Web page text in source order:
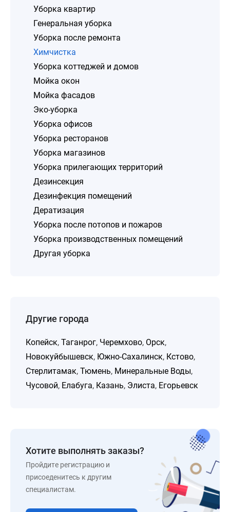
Уборка квартир
Генеральная уборка
Уборка после ремонта
Химчистка
Уборка коттеджей и домов
Мойка окон
Мойка фасадов
Эко-уборка
Уборка офисов
Уборка ресторанов
Уборка магазинов
Уборка прилегающих территорий
Дезинсекция
Дезинфекция помещений
Дератизация
Уборка после потопов и пожаров
Уборка производственных помещений
Другая уборка
Другие города
Копейск, Таганрог, Черемхово, Орск,
Новокуйбышевск, Южно-Сахалинск, Кстово,
Стерлитамак, Тюмень, Минеральные Воды,
Чусовой, Елабуга, Казань, Элиста, Егорьевск
Хотите выполнять заказы?
Пройдите регистрацию и
присоеденитесь к другим
специалистам.